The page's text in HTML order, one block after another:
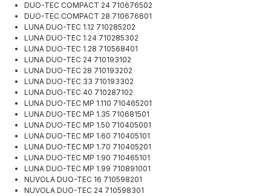
DUO-TEC COMPACT 24 710676502
DUO-TEC COMPACT 28 710676601
LUNA DUO-TEC 1.12 710285202
LUNA DUO-TEC 1.24 710285302
LUNA DUO-TEC 1.28 710568401
LUNA DUO-TEC 24 710193102
LUNA DUO-TEC 28 710193202
LUNA DUO-TEC 33 710193302
LUNA DUO-TEC 40 710287102
LUNA DUO-TEC MP 1.110 710465201
LUNA DUO-TEC MP 1.35 710681501
LUNA DUO-TEC MP 1.50 710405001
LUNA DUO-TEC MP 1.60 710405101
LUNA DUO-TEC MP 1.70 710405201
LUNA DUO-TEC MP 1.90 710465101
LUNA DUO-TEC MP 1.99 710891001
NUVOLA DUO-TEC 16 710598201
NUVOLA DUO-TEC 24 710598301